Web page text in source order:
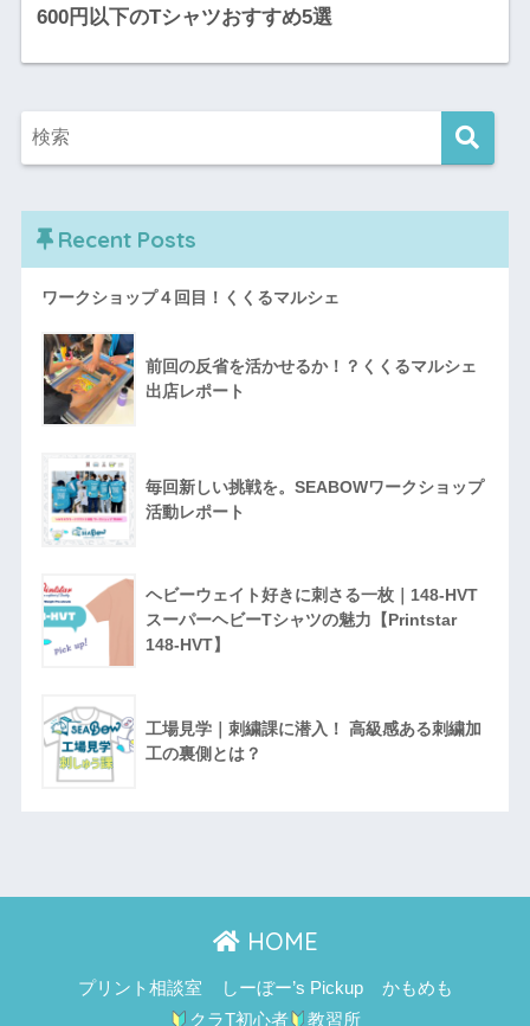
600円以下のTシャツおすすめ5選
Recent Posts
ワークショップ４回目！くくるマルシェ
前回の反省を活かせるか！？くくるマルシェ
出店レポート
毎回新しい挑戦を。SEABOWワークショップ
活動レポート
ヘビーウェイト好きに刺さる一枚｜148-HVT
スーパーヘビーTシャツの魅力【Printstar
148-HVT】
工場見学｜刺繍課に潜入！ 高級感ある刺繍加
工の裏側とは？
HOME
プリント相談室 しーぼー’s Pickup
かもめも
クラT初心者
教習所